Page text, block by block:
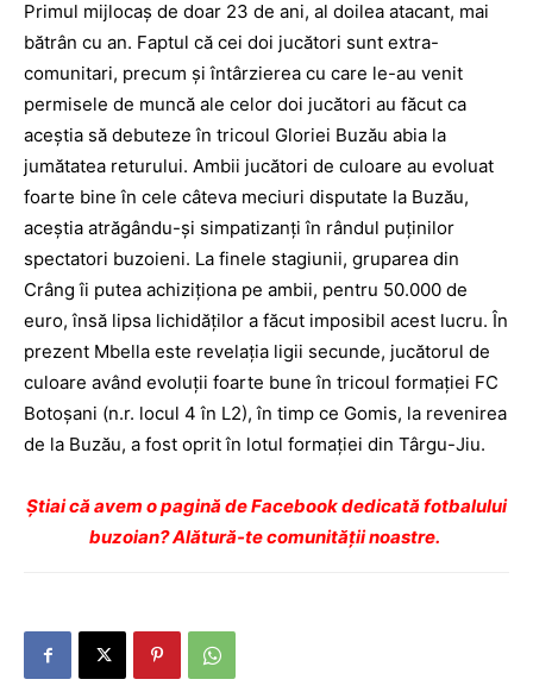
Primul mijlocaş de doar 23 de ani, al doilea atacant, mai
bătrân cu an. Faptul că cei doi jucători sunt extra-
comunitari, precum şi întârzierea cu care le-au venit
permisele de muncă ale celor doi jucători au făcut ca
aceştia să debuteze în tricoul Gloriei Buzău abia la
jumătatea returului. Ambii jucători de culoare au evoluat
foarte bine în cele câteva meciuri disputate la Buzău,
aceştia atrăgându-şi simpatizanţi în rândul puţinilor
spectatori buzoieni. La finele stagiunii, gruparea din
Crâng îi putea achiziţiona pe ambii, pentru 50.000 de
euro, însă lipsa lichidăţilor a făcut imposibil acest lucru. În
prezent Mbella este revelaţia ligii secunde, jucătorul de
culoare având evoluţii foarte bune în tricoul formaţiei FC
Botoşani (n.r. locul 4 în L2), în timp ce Gomis, la revenirea
de la Buzău, a fost oprit în lotul formaţiei din Târgu-Jiu.
Ştiai că avem o pagină de Facebook dedicată fotbalului
buzoian? Alătură-te comunității noastre.